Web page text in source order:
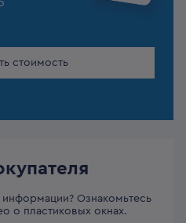
стоимость
Ознакомьтесь
о пластиковых окнах.